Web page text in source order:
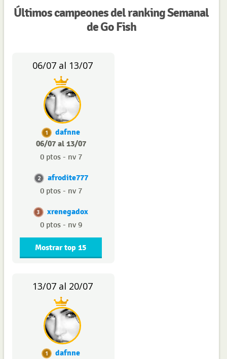
Últimos campeones del ranking Semanal
de Go Fish
06/07 al 13/07
1
dafnne
06/07 al 13/07
0 ptos - nv 7
2 afrodite777
0 ptos - nv 7
3 xrenegadox
0 ptos - nv 9
Mostrar top 15
13/07 al 20/07
1
dafnne